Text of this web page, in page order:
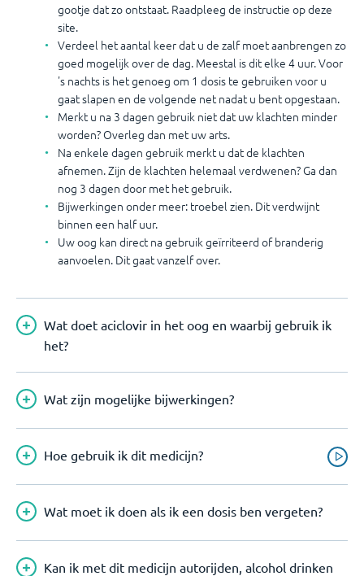
gootje dat zo ontstaat. Raadpleeg de instructie op deze
site.
Verdeel het aantal keer dat u de zalf moet aanbrengen zo
goed mogelijk over de dag. Meestal is dit elke 4 uur. Voor
's nachts is het genoeg om 1 dosis te gebruiken voor u
gaat slapen en de volgende net nadat u bent opgestaan.
Merkt u na 3 dagen gebruik niet dat uw klachten minder
worden? Overleg dan met uw arts.
Na enkele dagen gebruik merkt u dat de klachten
afnemen. Zijn de klachten helemaal verdwenen? Ga dan
nog 3 dagen door met het gebruik.
Bijwerkingen onder meer: troebel zien. Dit verdwijnt
binnen een half uur.
Uw oog kan direct na gebruik geïrriteerd of branderig
aanvoelen. Dit gaat vanzelf over.
Wat doet aciclovir in het oog en waarbij gebruik ik
het?
Wat zijn mogelijke bijwerkingen?
Hoe gebruik ik dit medicijn?
Wat moet ik doen als ik een dosis ben vergeten?
Kan ik met dit medicijn autorijden, alcohol drinken